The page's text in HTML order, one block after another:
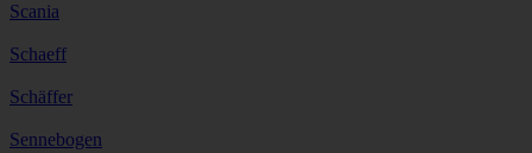
Scania
Schaeff
Schäffer
Sennebogen